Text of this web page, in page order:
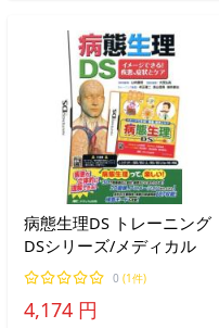
病態生理DS トレーニング
DSシリーズ/メディカル
0 (1件)
4,174 円